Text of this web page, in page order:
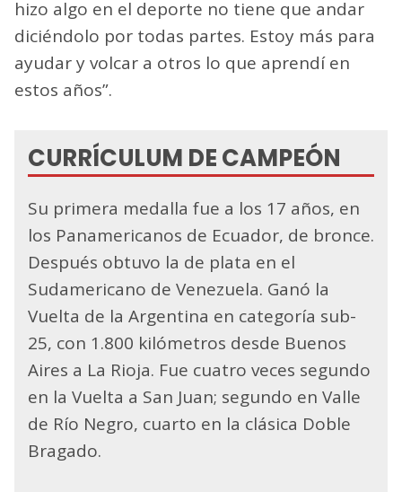
hizo algo en el deporte no tiene que andar
diciéndolo por todas partes. Estoy más para
ayudar y volcar a otros lo que aprendí en
estos años”.
CURRÍCULUM DE CAMPEÓN
Su primera medalla fue a los 17 años, en
los Panamericanos de Ecuador, de bronce.
Después obtuvo la de plata en el
Sudamericano de Venezuela. Ganó la
Vuelta de la Argentina en categoría sub-
25, con 1.800 kilómetros desde Buenos
Aires a La Rioja. Fue cuatro veces segundo
en la Vuelta a San Juan; segundo en Valle
de Río Negro, cuarto en la clásica Doble
Bragado.